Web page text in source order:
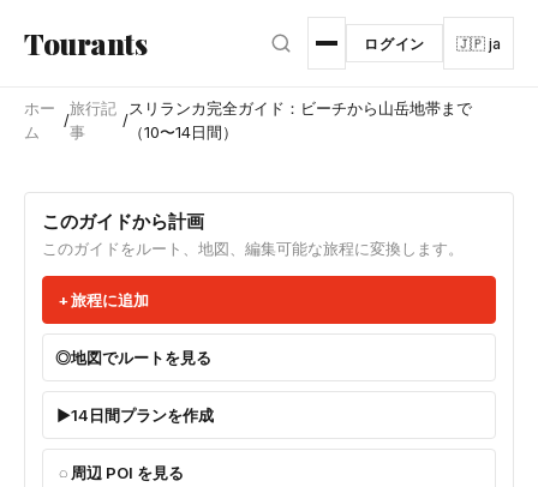
Tourants ログイン 🇯🇵 ja
ホー
ム
/
旅行記
事
/
スリランカ完全ガイド：ビーチから山岳地帯まで
（10〜14日間）
このガイドから計画
このガイドをルート、地図、編集可能な旅程に変換します。
旅程に追加
地図でルートを見る
14日間プランを作成
周辺 POI を見る